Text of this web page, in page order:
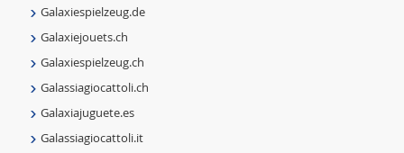
Galaxiespielzeug.de
Galaxiejouets.ch
Galaxiespielzeug.ch
Galassiagiocattoli.ch
Galaxiajuguete.es
Galassiagiocattoli.it